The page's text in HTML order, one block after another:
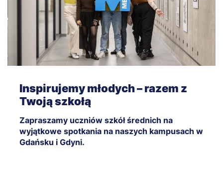
Inspirujemy młodych – razem z
Twoją szkołą
Zapraszamy uczniów szkół średnich na
wyjątkowe spotkania na naszych kampusach w
Gdańsku i Gdyni.